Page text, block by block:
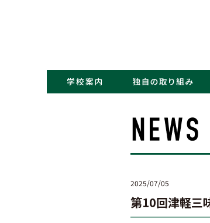
2025/07/05
第10回津軽